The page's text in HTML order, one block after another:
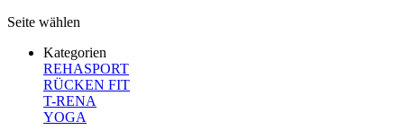
Seite wählen
Kategorien
REHASPORT
RÜCKEN FIT
T-RENA
YOGA